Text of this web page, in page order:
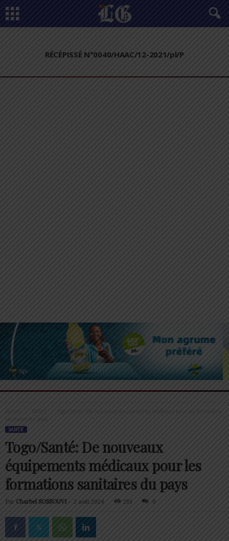
RÉCÉPISSÉ N°0040/HAAC/12-2021/pl/P
Accueil SANTÉ
Togo/Santé: De nouveaux équipements médicaux pour les formations
sanitaires du pays
SANTÉ
Togo/Santé: De nouveaux
équipements médicaux pour les
formations sanitaires du pays
Par Charbel SOSSOUVI - 2 août 2024 281 0